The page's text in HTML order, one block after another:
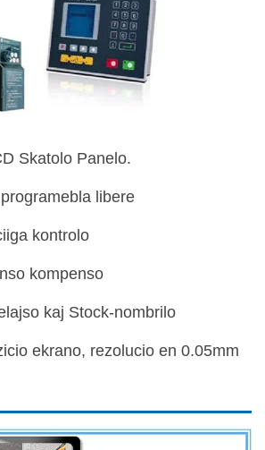
Skatolo Panelo.
libere
kontrolo
kompenso
kaj Stock-nombrilo
ekrano, rezolucio en 0.05mm